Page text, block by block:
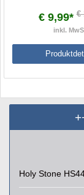
€ 9,99* €
inkl.
Holy Stone